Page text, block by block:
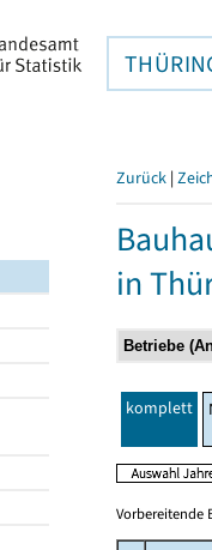
Zurück |
in
komplett
Vorbereitende